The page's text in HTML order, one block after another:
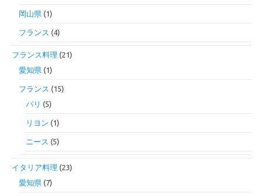
岡山県 (1)
フランス (4)
フランス料理 (21)
愛知県 (1)
フランス (15)
パリ (5)
リヨン (1)
ニース (5)
イタリア料理 (23)
愛知県 (7)